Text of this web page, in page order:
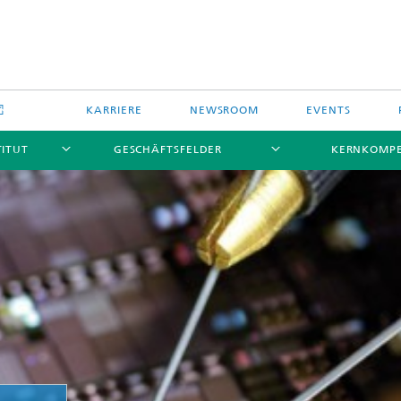
KARRIERE NEWSROOM EVENTS
GESCHÄFTSFELDER